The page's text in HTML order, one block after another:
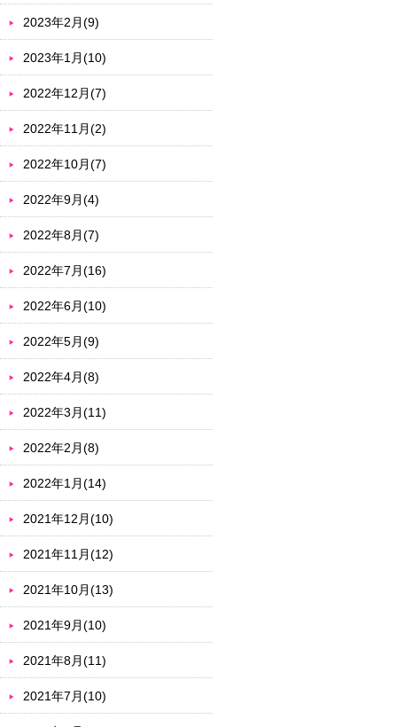
2023年2月(9)
2023年1月(10)
2022年12月(7)
2022年11月(2)
2022年10月(7)
2022年9月(4)
2022年8月(7)
2022年7月(16)
2022年6月(10)
2022年5月(9)
2022年4月(8)
2022年3月(11)
2022年2月(8)
2022年1月(14)
2021年12月(10)
2021年11月(12)
2021年10月(13)
2021年9月(10)
2021年8月(11)
2021年7月(10)